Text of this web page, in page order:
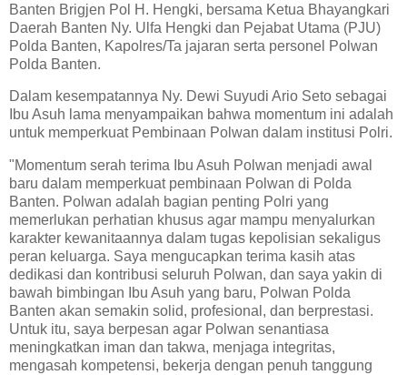
Banten Brigjen Pol H. Hengki, bersama Ketua Bhayangkari
Daerah Banten Ny. Ulfa Hengki dan Pejabat Utama (PJU)
Polda Banten, Kapolres/Ta jajaran serta personel Polwan
Polda Banten.
Dalam kesempatannya Ny. Dewi Suyudi Ario Seto sebagai
Ibu Asuh lama menyampaikan bahwa momentum ini adalah
untuk memperkuat Pembinaan Polwan dalam institusi Polri.
"Momentum serah terima Ibu Asuh Polwan menjadi awal
baru dalam memperkuat pembinaan Polwan di Polda
Banten. Polwan adalah bagian penting Polri yang
memerlukan perhatian khusus agar mampu menyalurkan
karakter kewanitaannya dalam tugas kepolisian sekaligus
peran keluarga. Saya mengucapkan terima kasih atas
dedikasi dan kontribusi seluruh Polwan, dan saya yakin di
bawah bimbingan Ibu Asuh yang baru, Polwan Polda
Banten akan semakin solid, profesional, dan berprestasi.
Untuk itu, saya berpesan agar Polwan senantiasa
meningkatkan iman dan takwa, menjaga integritas,
mengasah kompetensi, bekerja dengan penuh tanggung